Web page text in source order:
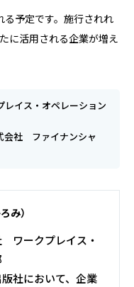
予定です。施行されれ
に活用される企業が増え
イス・オペレーション
会社 ファイナンシャ
み）
ワークプレイス・
社において、企業